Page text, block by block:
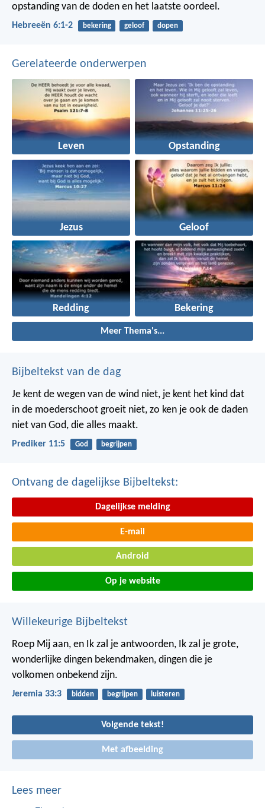
opstanding van de doden en het laatste oordeel.
Hebreeën 6:1-2 bekering geloof dopen
Gerelateerde onderwerpen
Leven Opstanding
Jezus Geloof
Redding Bekering
Meer Thema's...
Bijbeltekst van de dag
Je kent de wegen van de wind niet, je kent het kind dat
in de moederschoot groeit niet, zo ken je ook de daden
niet van God, die alles maakt.
Prediker 11:5 God begrijpen
Ontvang de dagelijkse Bijbeltekst:
Dagelijkse melding
E-mail
Android
Op je website
Willekeurige Bijbeltekst
Roep Mij aan, en Ik zal je antwoorden, Ik zal je grote,
wonderlijke dingen bekendmaken, dingen die je
volkomen onbekend zijn.
Jeremia 33:3 bidden begrijpen luisteren
Volgende tekst!
Met afbeelding
Lees meer